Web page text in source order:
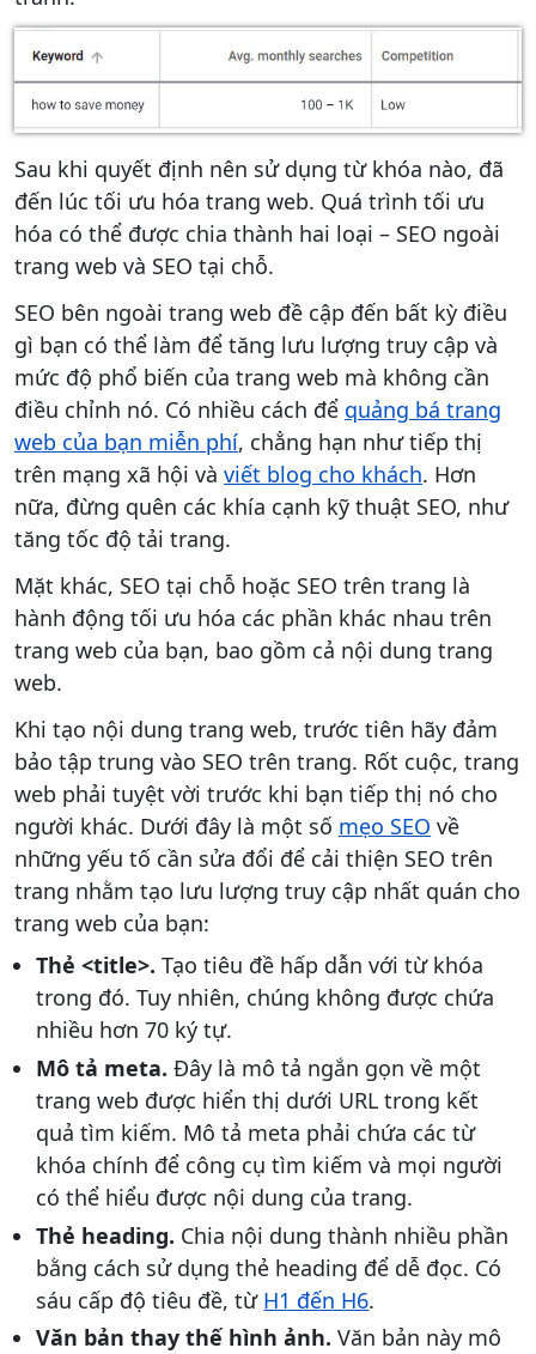
Sau khi quyết định nên sử dụng từ khóa nào, đã
đến lúc tối ưu hóa trang web. Quá trình tối ưu
hóa có thể được chia thành hai loại – SEO ngoài
trang web và SEO tại chỗ.
SEO bên ngoài trang web đề cập đến bất kỳ điều
gì bạn có thể làm để tăng lưu lượng truy cập và
mức độ phổ biến của trang web mà không cần
điều chỉnh nó. Có nhiều cách để quảng bá trang
web của bạn miễn phí, chẳng hạn như tiếp thị
trên mạng xã hội và viết blog cho khách. Hơn
nữa, đừng quên các khía cạnh kỹ thuật SEO, như
tăng tốc độ tải trang.
Mặt khác, SEO tại chỗ hoặc SEO trên trang là
hành động tối ưu hóa các phần khác nhau trên
trang web của bạn, bao gồm cả nội dung trang
web.
Khi tạo nội dung trang web, trước tiên hãy đảm
bảo tập trung vào SEO trên trang. Rốt cuộc, trang
web phải tuyệt vời trước khi bạn tiếp thị nó cho
người khác. Dưới đây là một số mẹo SEO về
những yếu tố cần sửa đổi để cải thiện SEO trên
trang nhằm tạo lưu lượng truy cập nhất quán cho
trang web của bạn:
Thẻ <title>.Tạo tiêu đề hấp dẫn với từ khóa
trong đó. Tuy nhiên, chúng không được chứa
nhiều hơn 70 ký tự.
Mô tả meta.Đây là mô tả ngắn gọn về một
trang web được hiển thị dưới URL trong kết
quả tìm kiếm. Mô tả meta phải chứa các từ
khóa chính để công cụ tìm kiếm và mọi người
có thể hiểu được nội dung của trang.
Thẻ heading. Chia nội dung thành nhiều phần
bằng cách sử dụng thẻ heading để dễ đọc. Có
sáu cấp độ tiêu đề, từ H1 đến H6.
Văn bản thay thế hình ảnh.Văn bản này mô